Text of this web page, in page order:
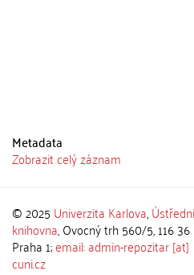
Metadata
Zobrazit celý záznam
© 2025 Univerzita Karlova,Ústřední
knihovna, Ovocný trh 560/5, 116 36
Praha 1;email: admin-repozitar [at]
cuni.cz